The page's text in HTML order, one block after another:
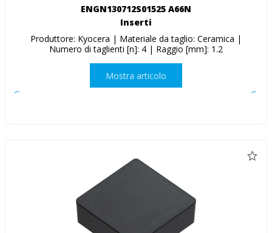
ENGN130712S01525 A66N
Inserti
Produttore: Kyocera | Materiale da taglio: Ceramica |
Numero di taglienti [n]: 4 | Raggio [mm]: 1.2
Mostra articolo